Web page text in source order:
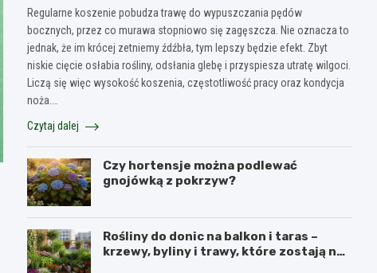
Regularne koszenie pobudza trawę do wypuszczania pędów
bocznych, przez co murawa stopniowo się zagęszcza. Nie oznacza to
jednak, że im krócej zetniemy źdźbła, tym lepszy będzie efekt. Zbyt
niskie cięcie osłabia rośliny, odsłania glebę i przyspiesza utratę wilgoci.
Liczą się więc wysokość koszenia, częstotliwość pracy oraz kondycja
noża.…
Czytaj dalej
Czy hortensje można podlewać
gnojówką z pokrzyw?
Rośliny do donic na balkon i taras –
krzewy, byliny i trawy, które zostają na